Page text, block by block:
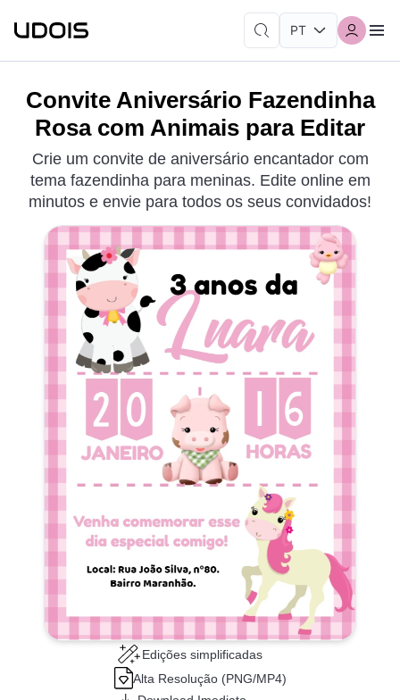
Convite Aniversário Fazendinha
Rosa com Animais para Editar
Crie um convite de aniversário encantador com
tema fazendinha para meninas. Edite online em
minutos e envie para todos os seus convidados!
Edições simplificadas
Alta Resolução (PNG/MP4)